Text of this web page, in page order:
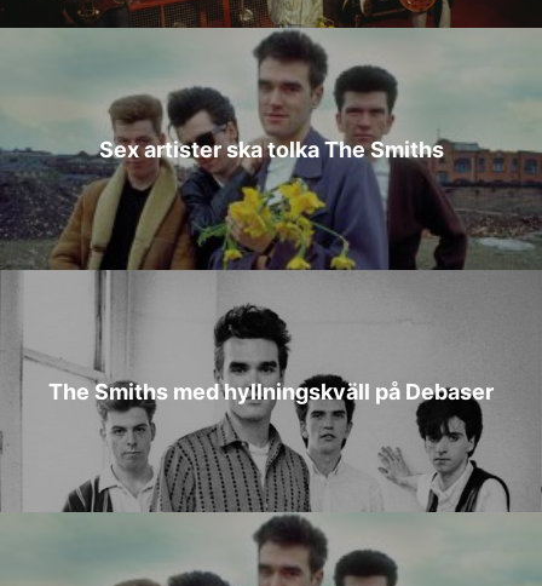
Sex artister ska tolka The Smiths
The Smiths med hyllningskväll på Debaser